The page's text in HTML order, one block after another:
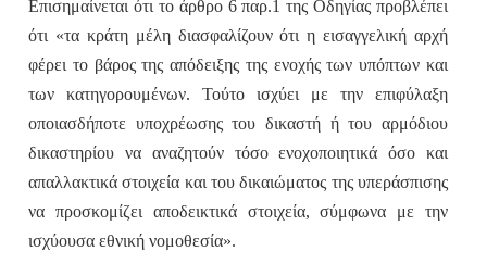
Επισημαίνεται ότι το άρθρο 6 παρ.1 της Οδηγίας προβλέπει
ότι «τα κράτη μέλη διασφαλίζουν ότι η εισαγγελική αρχή
φέρει το βάρος της απόδειξης της ενοχής των υπόπτων και
των κατηγορουμένων. Τούτο ισχύει με την επιφύλαξη
οποιασδήποτε υποχρέωσης του δικαστή ή του αρμόδιου
δικαστηρίου να αναζητούν τόσο ενοχοποιητικά όσο και
απαλλακτικά στοιχεία και του δικαιώματος της υπεράσπισης
να προσκομίζει αποδεικτικά στοιχεία, σύμφωνα με την
ισχύουσα εθνική νομοθεσία».